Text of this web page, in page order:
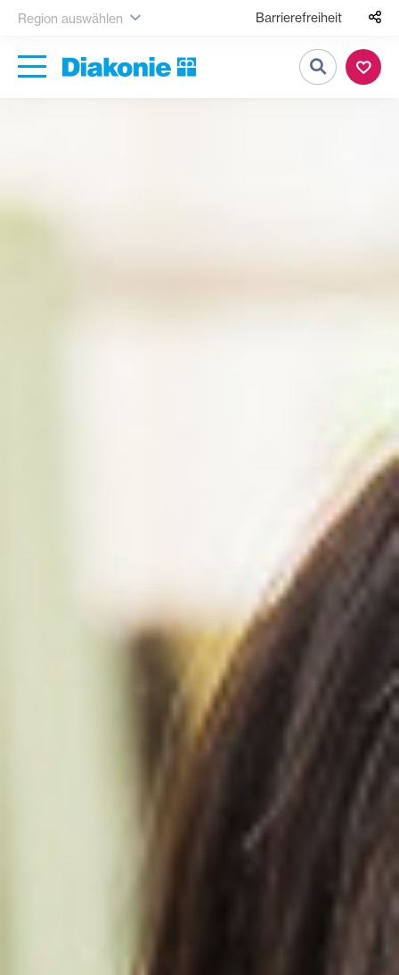
Region auswählen Barrierefreiheit
Suche